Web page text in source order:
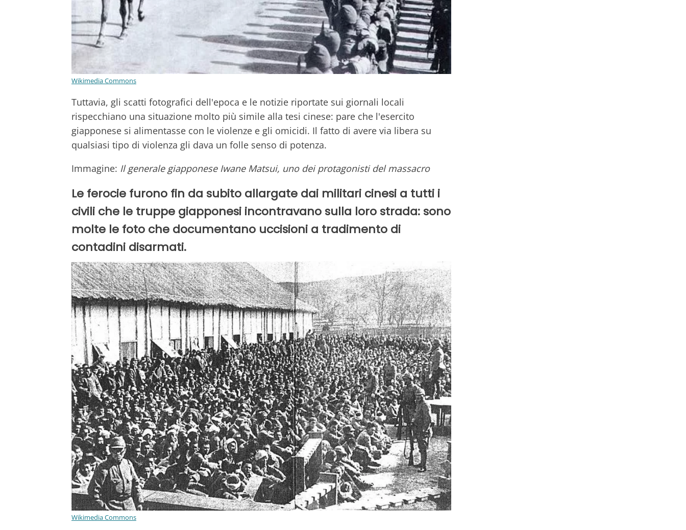
Wikimedia Commons
Tuttavia, gli scatti fotografici dell'epoca e le notizie riportate sui giornali locali
rispecchiano una situazione molto più simile alla tesi cinese: pare che l'esercito
giapponese si alimentasse con le violenze e gli omicidi. Il fatto di avere via libera su
qualsiasi tipo di violenza gli dava un folle senso di potenza.
Immagine: Il generale giapponese Iwane Matsui, uno dei protagonisti del massacro
Le ferocie furono fin da subito allargate dai militari cinesi a tutti i
civili che le truppe giapponesi incontravano sulla loro strada: sono
molte le foto che documentano uccisioni a tradimento di
contadini disarmati.
Wikimedia Commons